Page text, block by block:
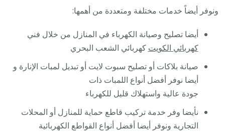
ونوفر أيضاً خدمات مختلفة ومتعددة من أهمها:
أيضا تصليح وصيانة الكهرباء في المنازل من خلال فني
كهربائي الكويت كهربائي الشعب البحري
صيانة بلاكات أو تصليح سبوت لايت أو تبديل لمبات الإنارة و
أيضا نوفر أفضل أنواع اللمبات ذات
جودة عالية واستهلاك قليل للكهرباء
نأيضا وفر خدمة تركيب قاطع حماية للمنازل أو المحلات
التجارية ونوفر أيضا أفضل أنواع القواطع الكهربائية